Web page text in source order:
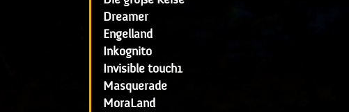
Dreamer
Engelland
Inkognito
Invisible touch1
Masquerade
MoraLand